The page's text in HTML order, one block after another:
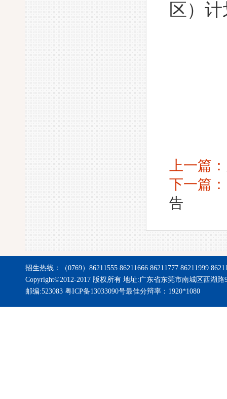
区）
上一篇：
下一篇：
告
招生热线：（0769）86211555 86211666 86211777 86211999
Copyright©2012-2017 版权所有 地址:广东省东莞市南城区西湖路
邮编:523083 粤ICP备13033090号最佳分辩率：1920*1080